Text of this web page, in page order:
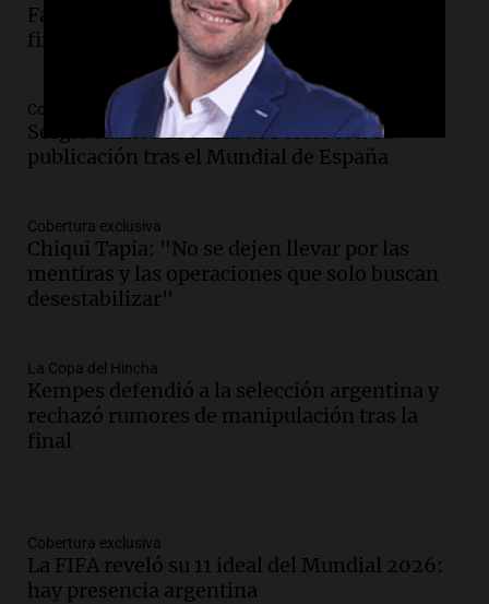
Facundo Medina volvió a su barrio tras la
final del Mundial y dejó un mensaje
Cobertura exclusiva
Sergio Ramos se burla de Messi con su
publicación tras el Mundial de España
Cobertura exclusiva
Chiqui Tapia: "No se dejen llevar por las
mentiras y las operaciones que solo buscan
desestabilizar"
La Copa del Hincha
Kempes defendió a la selección argentina y
rechazó rumores de manipulación tras la
final
Cobertura exclusiva
La FIFA reveló su 11 ideal del Mundial 2026:
hay presencia argentina